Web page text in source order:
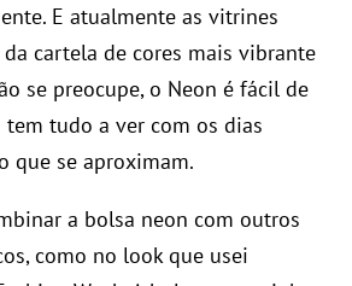
E atualmente as vitrines
cartela de cores mais vibrante
se preocupe, o Neon é fácil de
tem tudo a ver com os dias
que se aproximam.
a bolsa neon com outros
como no look que usei